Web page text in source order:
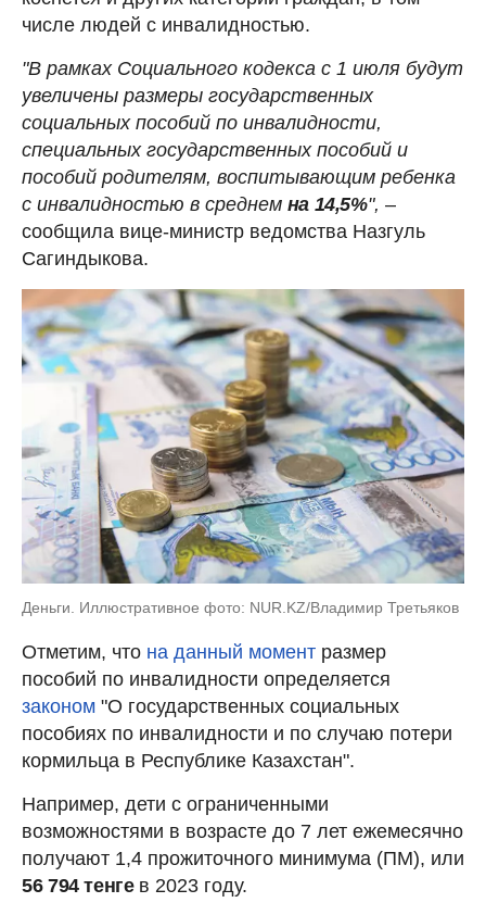
числе людей с инвалидностью.
"В рамках Социального кодекса с 1 июля будут
увеличены размеры государственных
социальных пособий по инвалидности,
специальных государственных пособий и
пособий родителям, воспитывающим ребенка
с инвалидностью в среднем на 14,5%", –
сообщила вице-министр ведомства Назгуль
Сагиндыкова.
Деньги. Иллюстративное фото: NUR.KZ/Владимир Третьяков
Отметим, что на данный момент размер
пособий по инвалидности определяется
законом "О государственных социальных
пособиях по инвалидности и по случаю потери
кормильца в Республике Казахстан".
Например, дети с ограниченными
возможностями в возрасте до 7 лет ежемесячно
получают 1,4 прожиточного минимума (ПМ), или
56 794 тенге в 2023 году.